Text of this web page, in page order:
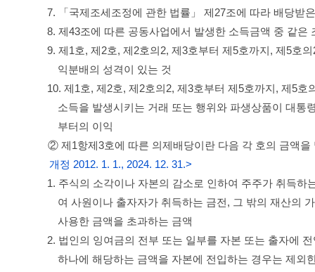
7. 「국제조세조정에 관한 법률」 제27조에 따라 배당받
8. 제43조에 따른 공동사업에서 발생한 소득금액 중 같
9. 제1호, 제2호, 제2호의2, 제3호부터 제5호까지, 제5호
익분배의 성격이 있는 것
10. 제1호, 제2호, 제2호의2, 제3호부터 제5호까지, 제5
소득을 발생시키는 거래 또는 행위와 파생상품이 대통
부터의 이익
② 제1항제3호에 따른 의제배당이란 다음 각 호의 금액
개정 2012. 1. 1., 2024. 12. 31.>
1. 주식의 소각이나 자본의 감소로 인하여 주주가 취득
여 사원이나 출자자가 취득하는 금전, 그 밖의 재산의
사용한 금액을 초과하는 금액
2. 법인의 잉여금의 전부 또는 일부를 자본 또는 출자에
하나에 해당하는 금액을 자본에 전입하는 경우는 제외